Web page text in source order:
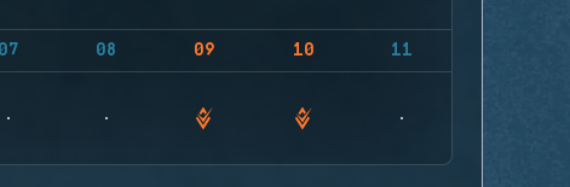
07 08 09 10 11